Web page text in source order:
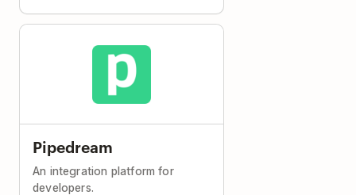
Pipedream
An integration platform for
developers.